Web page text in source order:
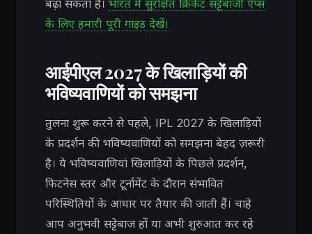
बढ़ा सकता है। भारत में सुरक्षित क्रिकेट सट्टेबाजी ऐप्स
के लिए हमारी पूरी गाइड देखें।
आईपीएल 2027 के खिलाड़ियों की
भविष्यवाणियों को समझना
तुलना शुरू करने से पहले, IPL 2027 के खिलाड़ियों
के प्रदर्शन की भविष्यवाणियों को समझना बेहद ज़रूरी
है। ये भविष्यवाणियां खिलाड़ियों के पिछले प्रदर्शन,
फिटनेस स्तर और टूर्नामेंट के दौरान संभावित
परिस्थितियों के आधार पर तैयार की जाती हैं। चाहे
आप अनुभवी सट्टेबाज हों या अभी शुरुआत कर रहे